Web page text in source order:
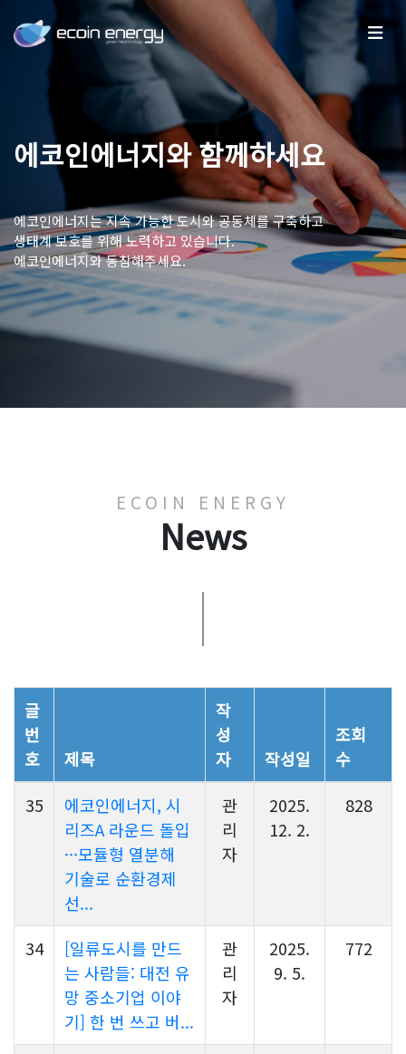
에코인에너지와 함께하세요
에코인에너지는 지속 가능한 도시와 공동체를 구축하고
생태계 보호를 위해 노력하고 있습니다.
에코인에너지와 동참해주세요.
ECOIN ENERGY
News
글
번
호
제목
작
성
자
작성일
조회
수
35
에코인에너지, 시
리즈A 라운드 돌입
···모듈형 열분해
기술로 순환경제
선...
관
리
자
2025.
12. 2.
828
34
[일류도시를 만드
는 사람들: 대전 유
망 중소기업 이야
기] 한 번 쓰고 버...
관
리
자
2025.
9. 5.
772